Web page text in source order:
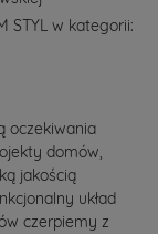
STYL w kategorii:
oczekiwania
domów,
jakością
układ
czerpiemy z